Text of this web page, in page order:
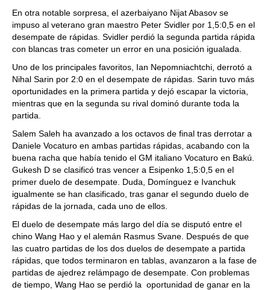
En otra notable sorpresa, el azerbaiyano Nijat Abasov se
impuso al veterano gran maestro Peter Svidler por 1,5:0,5 en el
desempate de rápidas. Svidler perdió la segunda partida rápida
con blancas tras cometer un error en una posición igualada.
Uno de los principales favoritos, Ian Nepomniachtchi, derrotó a
Nihal Sarin por 2:0 en el desempate de rápidas. Sarin tuvo más
oportunidades en la primera partida y dejó escapar la victoria,
mientras que en la segunda su rival dominó durante toda la
partida.
Salem Saleh ha avanzado a los octavos de final tras derrotar a
Daniele Vocaturo en ambas partidas rápidas, acabando con la
buena racha que había tenido el GM italiano Vocaturo en Bakú.
Gukesh D se clasificó tras vencer a Esipenko 1,5:0,5 en el
primer duelo de desempate. Duda, Domínguez e Ivanchuk
igualmente se han clasificado, tras ganar el segundo duelo de
rápidas de la jornada, cada uno de ellos.
El duelo de desempate más largo del día se disputó entre el
chino Wang Hao y el alemán Rasmus Svane. Después de que
las cuatro partidas de los dos duelos de desempate a partida
rápidas, que todos terminaron en tablas, avanzaron a la fase de
partidas de ajedrez relámpago de desempate. Con problemas
de tiempo, Wang Hao se perdió la oportunidad de ganar en la